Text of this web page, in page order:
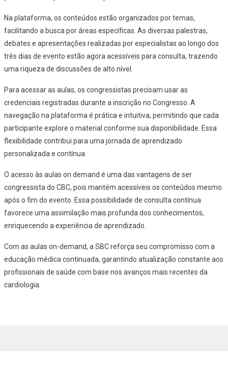
Na plataforma, os conteúdos estão organizados por temas,
facilitando a busca por áreas específicas. As diversas palestras,
debates e apresentações realizadas por especialistas ao longo dos
três dias de evento estão agora acessíveis para consulta, trazendo
uma riqueza de discussões de alto nível.
Para acessar as aulas, os congressistas precisam usar as
credenciais registradas durante a inscrição no Congresso. A
navegação na plataforma é prática e intuitiva, permitindo que cada
participante explore o material conforme sua disponibilidade. Essa
flexibilidade contribui para uma jornada de aprendizado
personalizada e contínua.
O acesso às aulas on demand é uma das vantagens de ser
congressista do CBC, pois mantém acessíveis os conteúdos mesmo
após o fim do evento. Essa possibilidade de consulta contínua
favorece uma assimilação mais profunda dos conhecimentos,
enriquecendo a experiência de aprendizado.
Com as aulas on-demand, a SBC reforça seu compromisso com a
educação médica continuada, garantindo atualização constante aos
profissionais de saúde com base nos avanços mais recentes da
cardiologia.